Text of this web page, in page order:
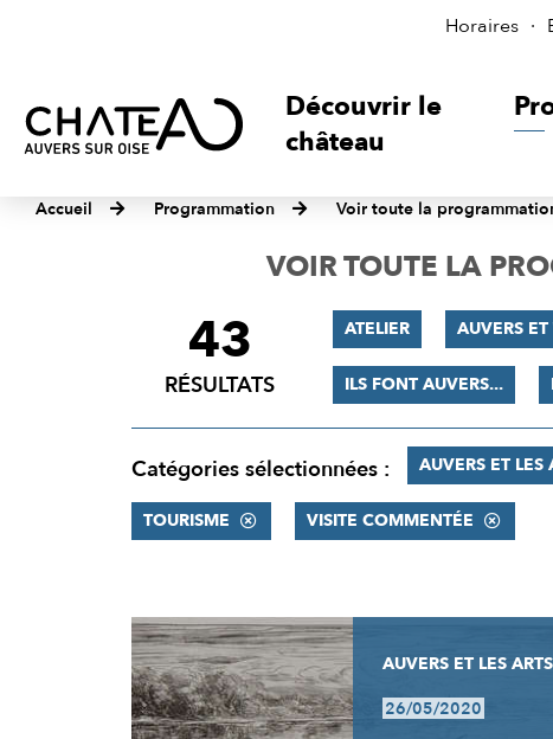
Horaires
Découvrir le
château
Accueil Programmation Voir toute la
VOIR TOUTE LA
FILTRER
RÉSULTATS
43
RÉSULTATS
ATELIER AUVERS
ILS FONT AUVERS...
Catégories sélectionnées : AUVERS ET LES
TOURISME VISITE COMMENTÉE
RÉSULTATS
AUVERS ET LES ARTS
26/05/2020